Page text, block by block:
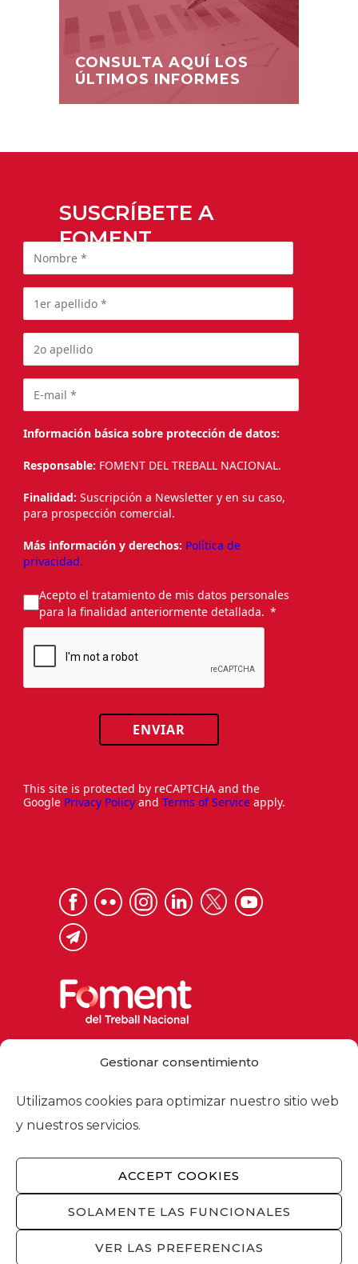
Gestionar consentimiento
Utilizamos cookies para optimizar nuestro sitio web
y nuestros servicios.
ACCEPT COOKIES
SOLAMENTE LAS FUNCIONALES
VER LAS PREFERENCIAS
CONSULTA AQUÍ LOS
ÚLTIMOS INFORMES
SUSCRÍBETE A
FOMENT
Información básica sobre protección de datos:
Responsable: FOMENT DEL TREBALL NACIONAL.
Finalidad: Suscripción a Newsletter y en su caso,
para prospección comercial.
Más información y derechos: Política de
privacidad.
Acepto el tratamiento de mis datos personales
para la finalidad anteriormente detallada.
ENVIAR
This site is protected by reCAPTCHA and the
Google Privacy Policy and Terms of Service apply.
foment@foment.com
© 2026 - Foment del Treball Nacional
de privacidad /Política de cookies